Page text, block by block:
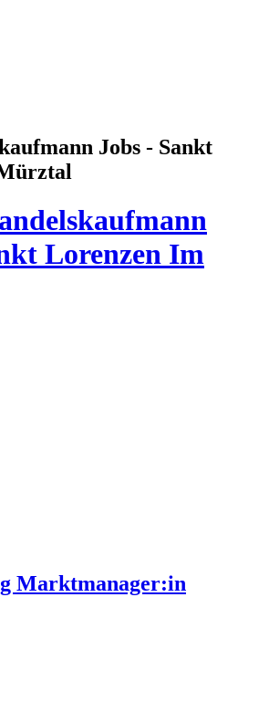
Jobs - Sankt
Lorenzen Im
Marktmanager:in